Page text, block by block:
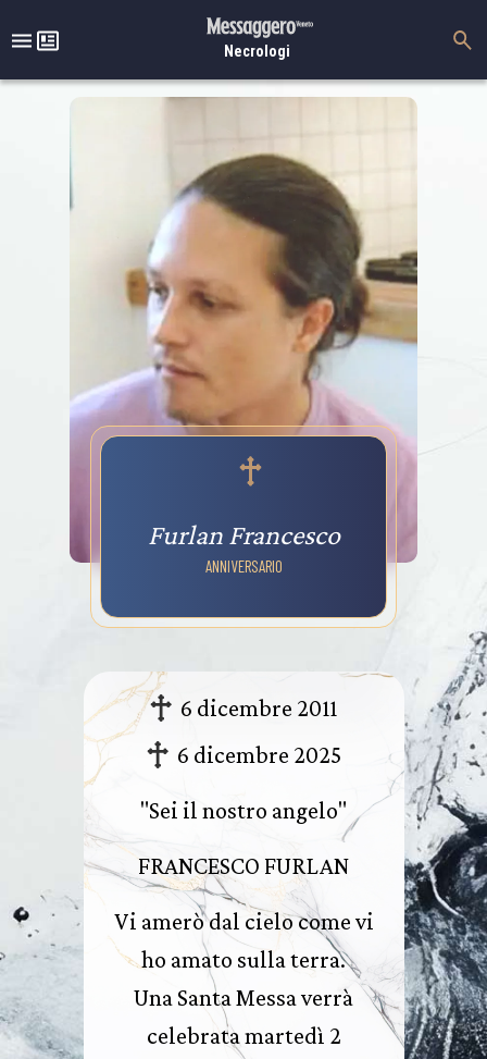
Necrologi
Furlan Francesco
ANNIVERSARIO
6 dicembre 2011
6 dicembre 2025
"Sei il nostro angelo"
FRANCESCO FURLAN
Vi amerò dal cielo come vi
ho amato sulla terra.
Una Santa Messa verrà
celebrata martedì 2